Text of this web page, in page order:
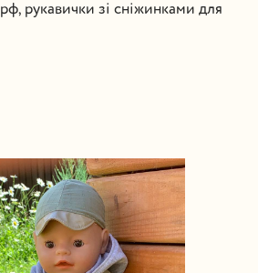
рукавички зі сніжинками для